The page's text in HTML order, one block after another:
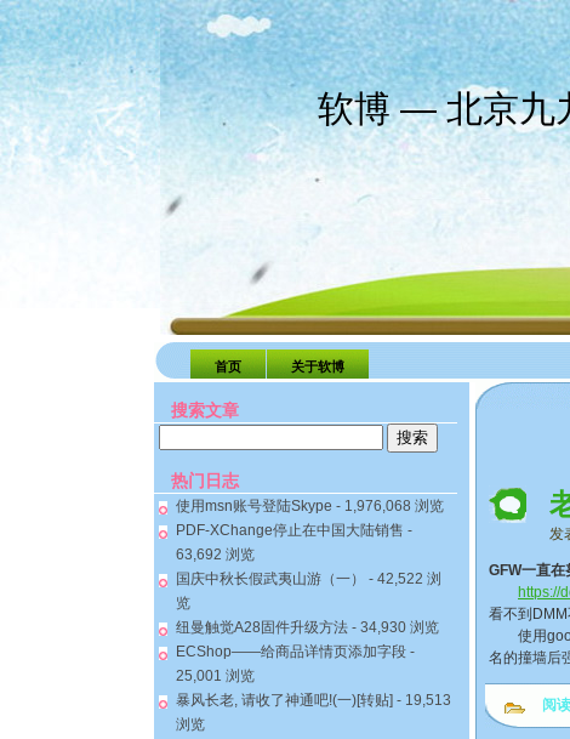
软博 — 北京九
首页 关于软博
搜索文章
热门日志
使用msn账号登陆Skype - 1,976,068 浏览
PDF-XChange停止在中国大陆销售 -
63,692 浏览
国庆中秋长假武夷山游（一）
- 42,522 浏
览
纽曼触觉A28固件升级方法 - 34,930 浏览
ECShop——给商品详情页添加字段 -
25,001 浏览
暴风长老, 请收了神通吧!(一)[转贴] - 19,513
浏览
发
GFW一直在
https://
看不到DMM
使用
名的撞墙后
阅